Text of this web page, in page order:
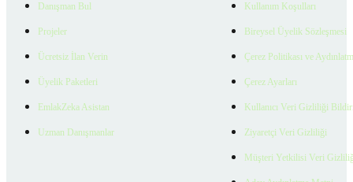
Danışman Bul
Projeler
Ücretsiz İlan Verin
Üyelik Paketleri
EmlakZeka Asistan
Uzman Danışmanlar
Kullanım Koşulları
Bireysel Üyelik Sözleşmesi
Çerez Politikası ve
Çerez Ayarları
Kullanıcı Veri Gizliliği
Ziyaretçi Veri Gizliliği
Müşteri Yetkilisi Veri